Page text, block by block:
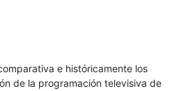
e históricamente los
de la programación televisiva de